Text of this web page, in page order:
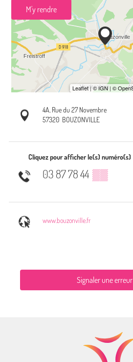
M'y rendre
4A, Rue du 27 Novembre
57320 BOUZONVILLE
Cliquez pour afficher le(s) numéro(s)
03 87 78 44 ▒▒
www.bouzonville.fr
Signaler une erreur